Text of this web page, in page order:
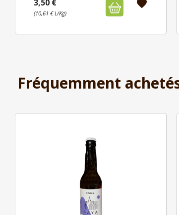
3,50 €
(10,61 € L/Kg)
favorite
Fréquemment